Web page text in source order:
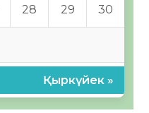
28 29 30
Қыркүйек »